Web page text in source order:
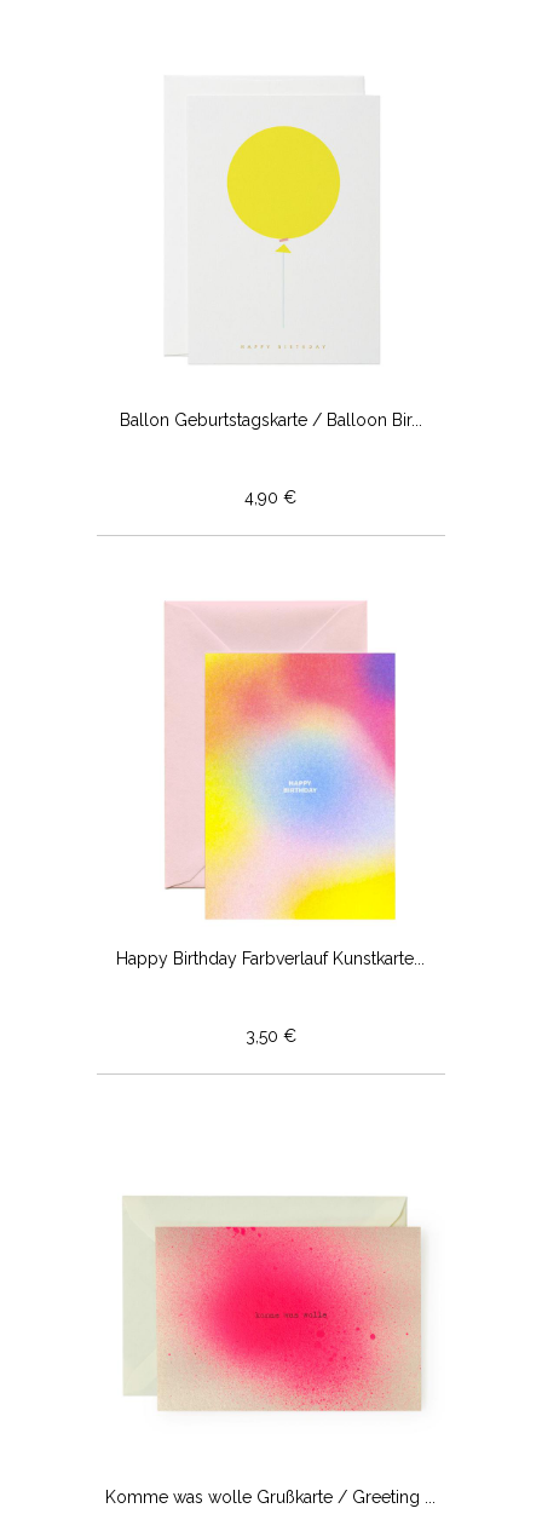
Ballon Geburtstagskarte / Balloon Bir...
4,90 €
Happy Birthday Farbverlauf Kunstkarte...
3,50 €
Komme was wolle Grußkarte / Greeting ...